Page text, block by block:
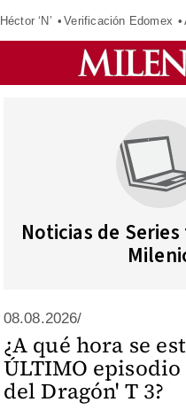
Héctor ‘N’ Verificación Edomex
Noticias de
08.08.2026/
¿A qué hora se
ÚLTIMO episodio
del Dragón' T 3?